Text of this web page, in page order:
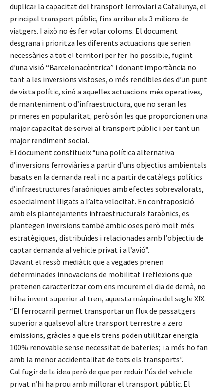
duplicar la capacitat del transport ferroviari a Catalunya, el
principal transport públic, fins arribar als 3 milions de
viatgers. I això no és fer volar coloms. El document
desgrana i prioritza les diferents actuacions que serien
necessàries a tot el territori per fer-ho possible, fugint
d’una visió “Barcelonacèntrica” i donant importància no
tant a les inversions vistoses, o més rendibles des d’un punt
de vista polític, sinó a aquelles actuacions més operatives,
de manteniment o d’infraestructura, que no seran les
primeres en popularitat, però són les que proporcionen una
major capacitat de servei al transport públic i per tant un
major rendiment social.
El document constitueix “una política alternativa
d’inversions ferroviàries a partir d’uns objectius ambientals
basats en la demanda real i no a partir de catàlegs polítics
d’infraestructures faraòniques amb efectes sobrevalorats,
especialment lligats a l’alta velocitat. En contraposició
amb els plantejaments infraestructurals faraònics, es
plantegen inversions també ambicioses però molt més
estratègiques, distribuïdes i relacionades amb l’objectiu de
captar demanda al vehicle privat i a l’avió”.
Davant el ressò mediàtic que a vegades prenen
determinades innovacions de mobilitat i reflexions que
pretenen caracteritzar com ens mourem el dia de demà, no
hi ha invent superior al tren, aquesta màquina del segle XIX.
“El ferrocarril permet transportar un flux de passatgers
superior a qualsevol altre transport terrestre a zero
emissions, gràcies a que els trens poden utilitzar energia
100% renovable sense necessitat de bateries; i a més ho fan
amb la menor accidentalitat de tots els transports”.
Cal fugir de la idea però de que per reduir l’ús del vehicle
privat n’hi ha prou amb millorar el transport públic. El